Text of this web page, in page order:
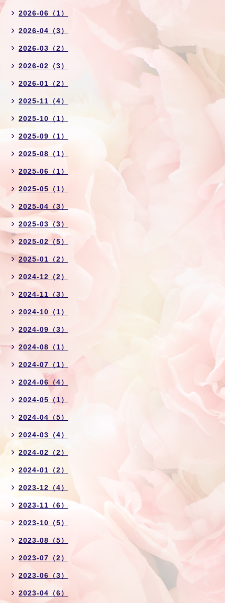
2026-06（1）
2026-04（3）
2026-03（2）
2026-02（3）
2026-01（2）
2025-11（4）
2025-10（1）
2025-09（1）
2025-08（1）
2025-06（1）
2025-05（1）
2025-04（3）
2025-03（3）
2025-02（5）
2025-01（2）
2024-12（2）
2024-11（3）
2024-10（1）
2024-09（3）
2024-08（1）
2024-07（1）
2024-06（4）
2024-05（1）
2024-04（5）
2024-03（4）
2024-02（2）
2024-01（2）
2023-12（4）
2023-11（6）
2023-10（5）
2023-08（5）
2023-07（2）
2023-06（3）
2023-04（6）